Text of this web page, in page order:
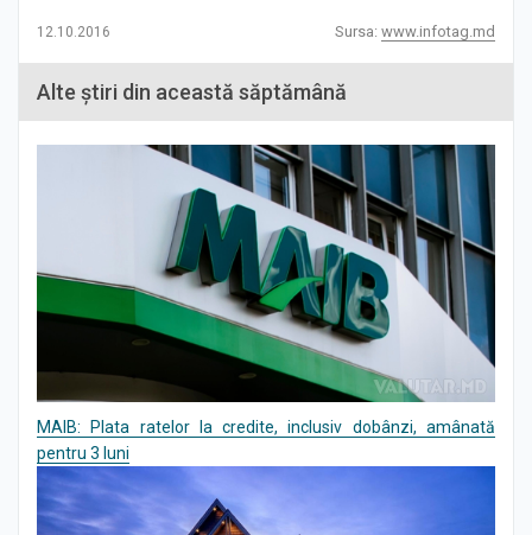
12.10.2016 Sursa: www.infotag.md
Alte știri din această săptămână
MAIB: Plata ratelor la credite, inclusiv dobânzi, amânată
pentru 3 luni